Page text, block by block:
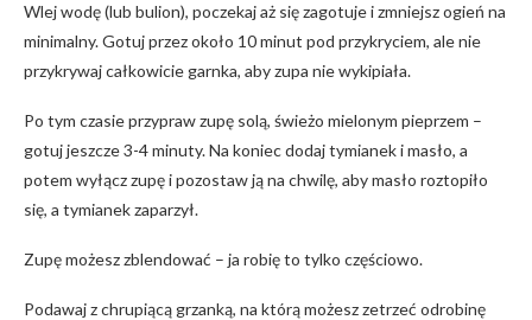
Wlej wodę (lub bulion), poczekaj aż się zagotuje i zmniejsz ogień na
minimalny. Gotuj przez około 10 minut pod przykryciem, ale nie
przykrywaj całkowicie garnka, aby zupa nie wykipiała.
Po tym czasie przypraw zupę solą, świeżo mielonym pieprzem –
gotuj jeszcze 3-4 minuty. Na koniec dodaj tymianek i masło, a
potem wyłącz zupę i pozostaw ją na chwilę, aby masło roztopiło
się, a tymianek zaparzył.
Zupę możesz zblendować – ja robię to tylko częściowo.
Podawaj z chrupiącą grzanką, na którą możesz zetrzeć odrobinę